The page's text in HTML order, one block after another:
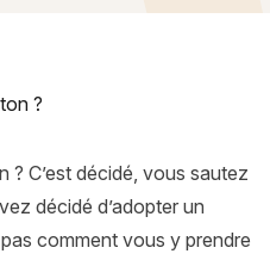
?
? C’est décidé, vous sautez
décidé d’adopter un
comment vous y prendre